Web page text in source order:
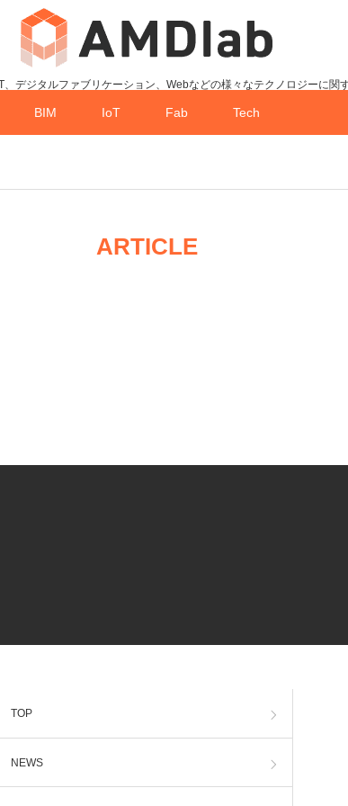
デジタルファブリケーション、Webなどの様々なテクノロジーに関
BIM IoT Fab Tech
ARTICLE
TOP
NEWS